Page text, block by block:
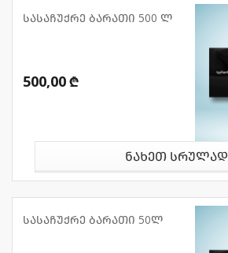
სასაჩუქრე ბარათი 500 ლ
500,00 ₾
ნახეთ სრულად
სასაჩუქრე ბარათი 50ლ